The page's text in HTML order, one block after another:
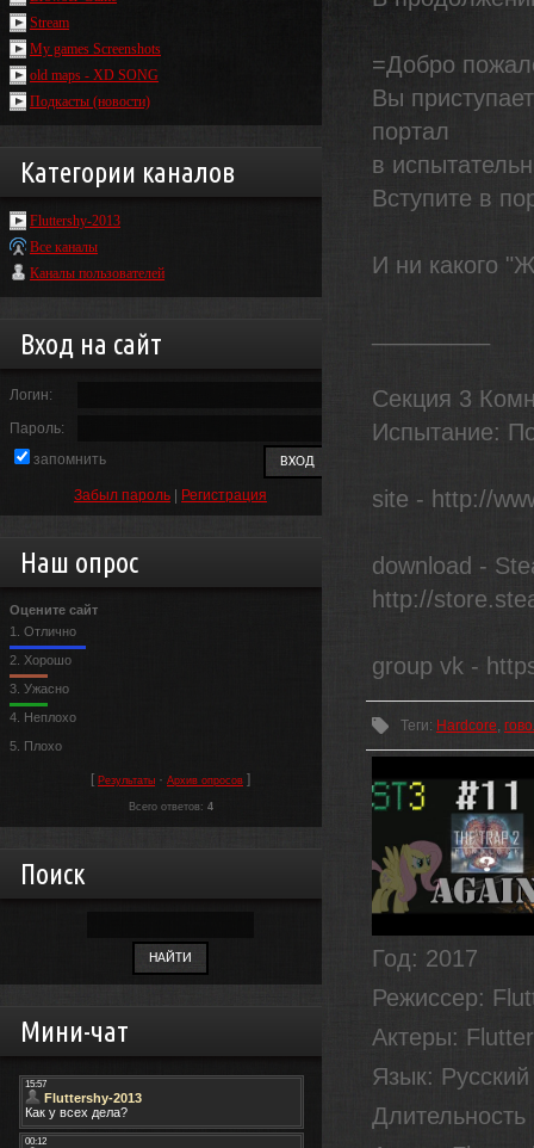
Stream
My games Screenshots
old maps - XD SONG
Подкасты (новости)
Категории каналов
Fluttershy-2013
Все каналы
Каналы пользователей
Вход на сайт
Логин:
Пароль:
запомнить
Забыл пароль Регистрация
Наш опрос
Оцените сайт
1. Отлично
2. Хорошо
3. Ужасно
4. Неплохо
5. Плохо
[ Результаты · Архив опросов ]
Всего ответов: 4
Поиск
Мини-чат
=Добро
Вы
портал
в
Вступите в
И ни какого
Секция 3
Испытание:
site - http://
download -
http://
group vk -
Теги: Hardcore,
Год: 2017
Режиссер:
Актеры:
Язык: Русский